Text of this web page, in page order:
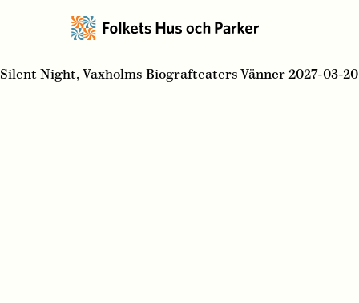
Silent Night, Vaxholms Biografteaters Vänner 2027-03-20